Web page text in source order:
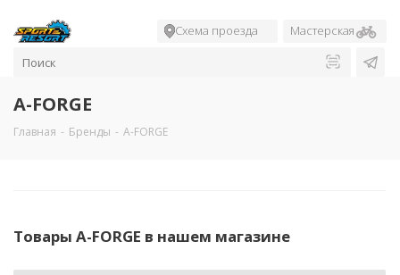
Схема проезда Мастерская
A-FORGE
Главная - Бренды - A-FORGE
Товары A-FORGE в нашем магазине